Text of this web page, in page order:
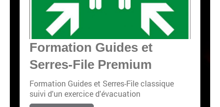
Formation Guides et
Serres-File Premium
Formation Guides et Serres-File classique
suivi d'un exercice d'évacuation